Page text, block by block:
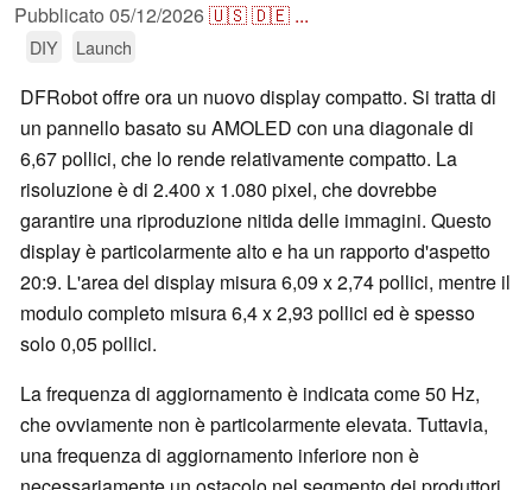
Pubblicato 05/12/2026🇺🇸🇩🇪 ...
DIY Launch
DFRobot offre ora un nuovo display compatto. Si tratta di
un pannello basato su AMOLED con una diagonale di
6,67 pollici, che lo rende relativamente compatto. La
risoluzione è di 2.400 x 1.080 pixel, che dovrebbe
garantire una riproduzione nitida delle immagini. Questo
display è particolarmente alto e ha un rapporto d'aspetto
20:9. L'area del display misura 6,09 x 2,74 pollici, mentre il
modulo completo misura 6,4 x 2,93 pollici ed è spesso
solo 0,05 pollici.
La frequenza di aggiornamento è indicata come 50 Hz,
che ovviamente non è particolarmente elevata. Tuttavia,
una frequenza di aggiornamento inferiore non è